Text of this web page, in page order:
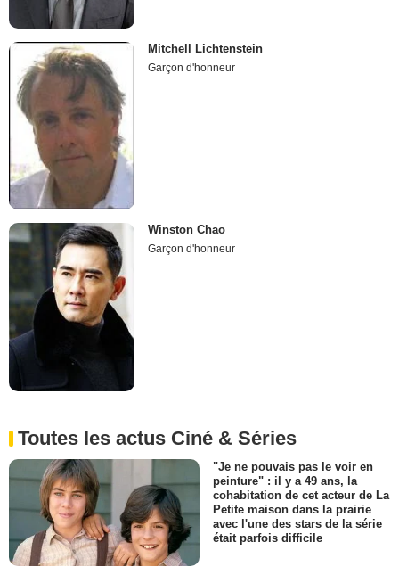
Mitchell Lichtenstein
Garçon d'honneur
Winston Chao
Garçon d'honneur
Toutes les actus Ciné & Séries
"Je ne pouvais pas le voir en
peinture" : il y a 49 ans, la
cohabitation de cet acteur de La
Petite maison dans la prairie
avec l'une des stars de la série
était parfois difficile